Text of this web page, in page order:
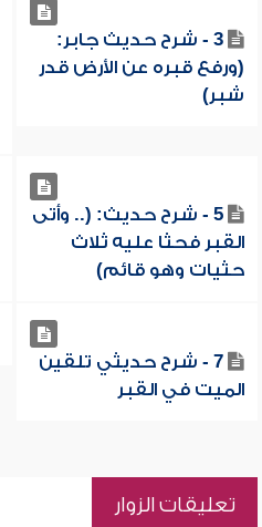
3 - شرح حديث جابر:
(ورفع قبره عن الأرض قدر
شبر)
5 - شرح حديث: (.. وأتى
القبر فحثا عليه ثلاث
حثيات وهو قائم)
7 - شرح حديثي تلقين
الميت في القبر
تعليقات الزوار